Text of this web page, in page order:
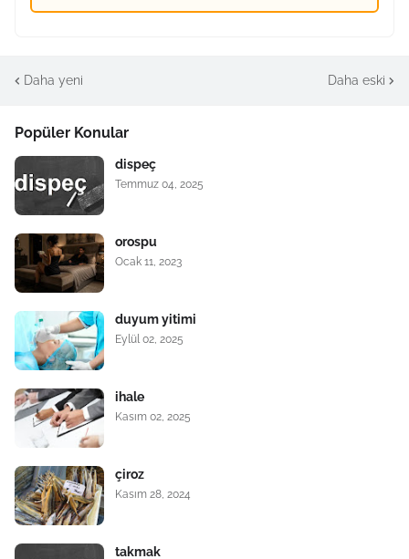
Daha yeni Daha eski
Popüler Konular
dispeç
Temmuz 04, 2025
orospu
Ocak 11, 2023
duyum yitimi
Eylül 02, 2025
ihale
Kasım 02, 2025
çiroz
Kasım 28, 2024
takmak